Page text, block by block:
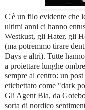
C'è un filo evidente che
ultimi anni ci hanno
Westkust, gli Hater, gli
(ma potremmo tirare
Days e altri). Tutte
a proiettare lunghe
sempre al centro: un
etichettato come "dark
Gli Agent Bla, da
sorta di nordico